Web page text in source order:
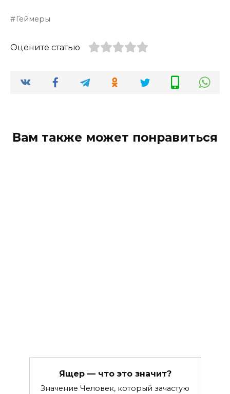
Геймеры
Оцените статью
Вам также может понравиться
Ящер — что это значит?
Значение Человек, который зачастую